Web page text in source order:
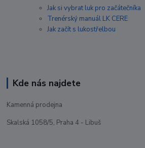
Jak si vybrat luk pro začátečníka
Trenérský manuál LK CERE
Jak začít s lukostřelbou
Kde nás najdete
Kamenná prodejna
Skalská 1058/5, Praha 4 - Libuš